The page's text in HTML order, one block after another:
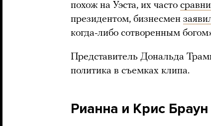
похож на Уэста, их часто
президентом, бизнесмен
когда-либо сотворенным
Представитель Дональда
политика в съемках клипа.
Рианна и Крис Браун